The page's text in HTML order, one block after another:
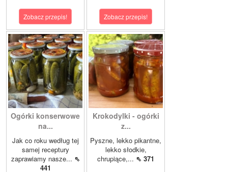
Zobacz przepis! Zobacz przepis!
Ogórki konserwowe
na...
Jak co roku według tej
samej receptury
zaprawiamy nasze... ⇖
441
Krokodylki - ogórki
z...
Pyszne, lekko pikantne,
lekko słodkie,
chrupiące,... ⇖ 371